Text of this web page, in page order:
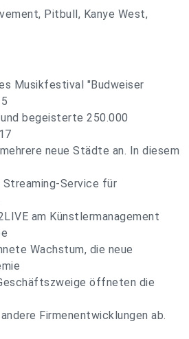
Pitbull, Kanye West,
Musikfestival "Budweiser
begeisterte 250.000
neue Städte an. In diesem
Streaming-Service für
am Künstlermanagement
Wachstum, die neue
öffneten die
Firmenentwicklungen ab.